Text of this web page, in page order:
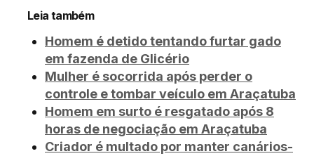
Leia também
Homem é detido tentando furtar gado
em fazenda de Glicério
Mulher é socorrida após perder o
controle e tombar veículo em Araçatuba
Homem em surto é resgatado após 8
horas de negociação em Araçatuba
Criador é multado por manter canários-